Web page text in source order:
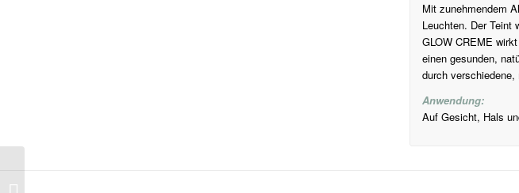
Mit zunehmendem
Leuchten. Der Teint
GLOW CREME
einen gesunden,
durch
Anwendung:
Auf Gesicht, Hals